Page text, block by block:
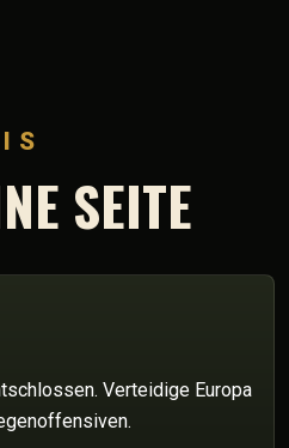
SEITE
Verteidige Europa